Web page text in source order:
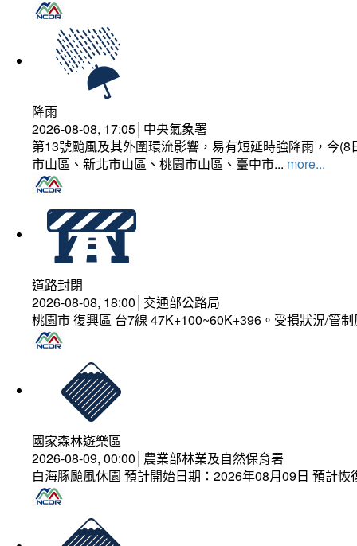
降雨
2026-08-08, 17:05│中央氣象署
第13號颱風及其外圍環流影響，易有短延時強降雨，今
市山區、新北市山區、桃園市山區、臺中市... more...
道路封閉
2026-08-08, 18:00│交通部公路局
桃園市 復興區 台7線 47K+100~60K+396。受損狀況/管
國家森林遊樂區
2026-08-09, 00:00│農業部林業及自然保育署
白海豚颱風休園 預計開始日期：2026年08月09日 預計